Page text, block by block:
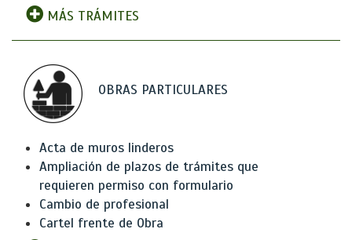
MÁS TRÁMITES
OBRAS PARTICULARES
Acta de muros linderos
Ampliación de plazos de trámites que
requieren permiso con formulario
Cambio de profesional
Cartel frente de Obra